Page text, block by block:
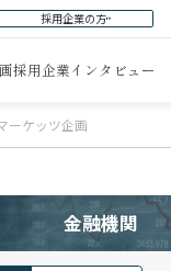
採用企業の方
採用企業インタビュー
ーケッツ企画
金融機関